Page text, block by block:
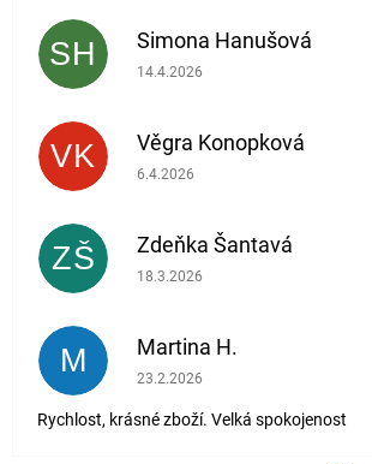
SH Simona Hanušová
Hodnocení obchodu je 5 z 5
14.4.2026
VK Věgra Konopková
Hodnocení obchodu je 5 z 5
6.4.2026
ZŠ Zdeňka Šantavá
Hodnocení obchodu je 5 z 5
18.3.2026
M Martina H.
Hodnocení obchodu je 5 z 5
23.2.2026
Rychlost, krásné zboží. Velká spokojenost